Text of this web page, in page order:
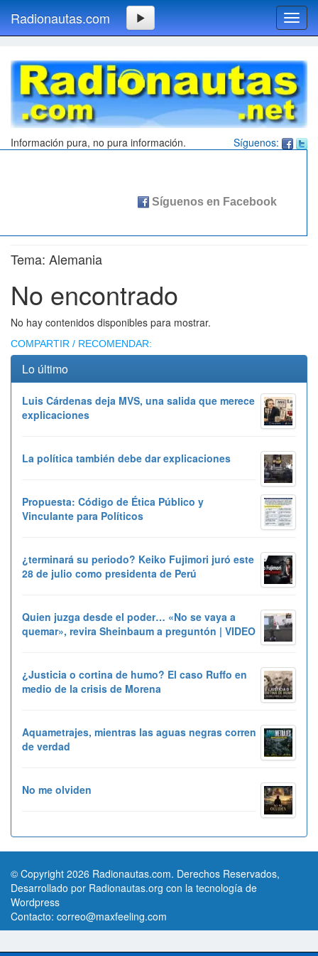
Radionautas.com
Síguenos:
Información pura, no pura información.
Tema: Alemania
No encontrado
No hay contenidos disponibles para mostrar.
COMPARTIR / RECOMENDAR:
Lo último
Luis Cárdenas deja MVS, una salida que merece
explicaciones
La política también debe dar explicaciones
Propuesta: Código de Ética Público y
Vinculante para Políticos
¿terminará su periodo? Keiko Fujimori juró este
28 de julio como presidenta de Perú
Quien juzga desde el poder… «No se vaya a
quemar», revira Sheinbaum a preguntón | VIDEO
¿Justicia o cortina de humo? El caso Ruffo en
medio de la crisis de Morena
Aquametrajes, mientras las aguas negras corren
de verdad
No me olviden
© Copyright 2026 Radionautas.com. Derechos Reservados,
Desarrollado por Radionautas.org con la tecnología de
Wordpress
Contacto: correo@maxfeeling.com